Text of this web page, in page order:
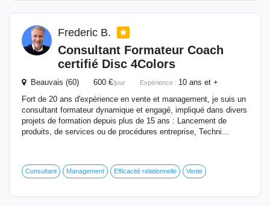
Frederic B.
Consultant Formateur Coach
certifié Disc 4Colors
Beauvais (60) 600 €/jour Expérience : 10 ans et +
Fort de 20 ans d'expérience en vente et management, je suis un
consultant formateur dynamique et engagé, impliqué dans divers
projets de formation depuis plus de 15 ans : Lancement de
produits, de services ou de procédures entreprise, Techni...
Consultant Management Efficacité relationnelle Vente